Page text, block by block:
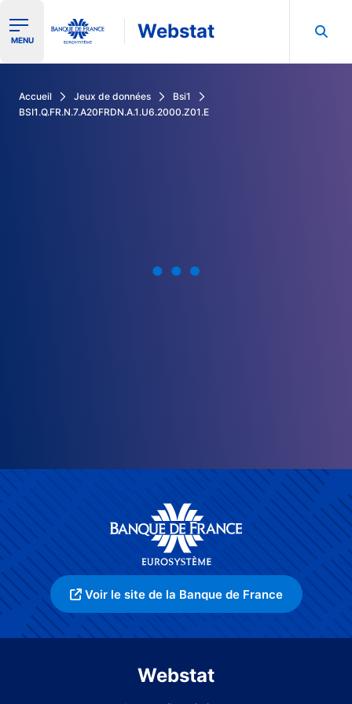
Ouvrir le menu de navigation
MENU Webstat
Accueil Jeux de données
Bsi1
BSI1.Q.FR.N.7.A20FRDN.A.1.U6.2000.Z01.E
Voir le site de la Banque de France
Webstat